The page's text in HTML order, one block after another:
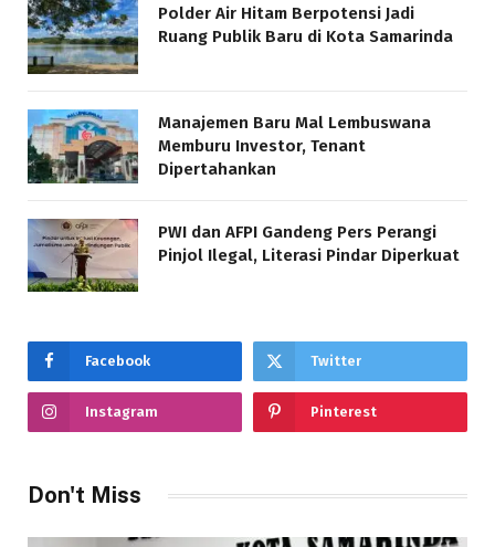
Polder Air Hitam Berpotensi Jadi
Ruang Publik Baru di Kota Samarinda
Manajemen Baru Mal Lembuswana
Memburu Investor, Tenant
Dipertahankan
PWI dan AFPI Gandeng Pers Perangi
Pinjol Ilegal, Literasi Pindar Diperkuat
Facebook Twitter
Instagram Pinterest
Don't Miss